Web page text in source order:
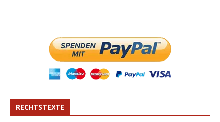
RECHTSTEXTE